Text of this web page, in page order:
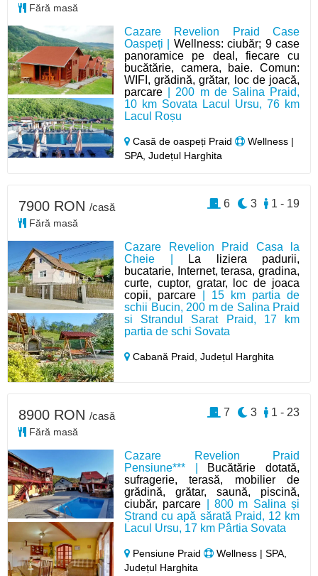
Cazare Revelion Praid Case
Oaspeți | Wellness: ciubăr; 9 case
panoramice pe deal, fiecare cu
bucătărie, camera, baie. Comun:
WIFI, grădină, grătar, loc de joacă,
parcare | 200 m de Salina Praid,
10 km Sovata Lacul Ursu, 76 km
Lacul Roșu
Casă de oaspeți Praid
Wellness |
SPA, Județul Harghita
Fără masă
Cazare Revelion Praid Casa la
Cheie |
La liziera padurii,
bucatarie, Internet, terasa, gradina,
curte, cuptor, gratar, loc de joaca
copii, parcare | 15 km partia de
schii Bucin, 200 m de Salina Praid
si Strandul Sarat Praid, 17 km
partia de schi Sovata
Cabană Praid,Județul Harghita
7900 RON /casă
Fără masă
1 - 19
3
6
Cazare Revelion Praid
Pensiune*** | Bucătărie dotată,
sufragerie, terasă, mobilier de
grădină, grătar, saună, piscină,
ciubăr, parcare | 800 m Salina și
Ștrand cu apă sărată Praid, 12 km
Lacul Ursu, 17 km Pârtia Sovata
Pensiune Praid
Wellness | SPA,
Județul Harghita
8900 RON /casă
Fără masă
1 - 23
3
7